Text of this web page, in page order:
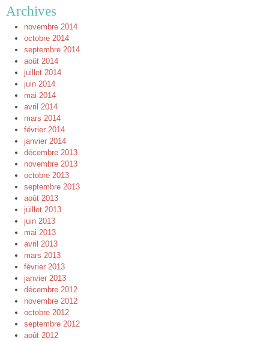
Archives
novembre 2014
octobre 2014
septembre 2014
août 2014
juillet 2014
juin 2014
mai 2014
avril 2014
mars 2014
février 2014
janvier 2014
décembre 2013
novembre 2013
octobre 2013
septembre 2013
août 2013
juillet 2013
juin 2013
mai 2013
avril 2013
mars 2013
février 2013
janvier 2013
décembre 2012
novembre 2012
octobre 2012
septembre 2012
août 2012